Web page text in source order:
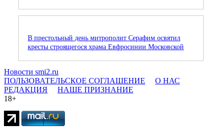
В престольный день митрополит Серафим освятил
кресты строящегося храма Евфросинии Московской
Новости smi2.ru
ПОЛЬЗОВАТЕЛЬСКОЕ СОГЛАШЕНИЕ
О НАС
РЕДАКЦИЯ
НАШЕ ПРИЗНАНИЕ
18+